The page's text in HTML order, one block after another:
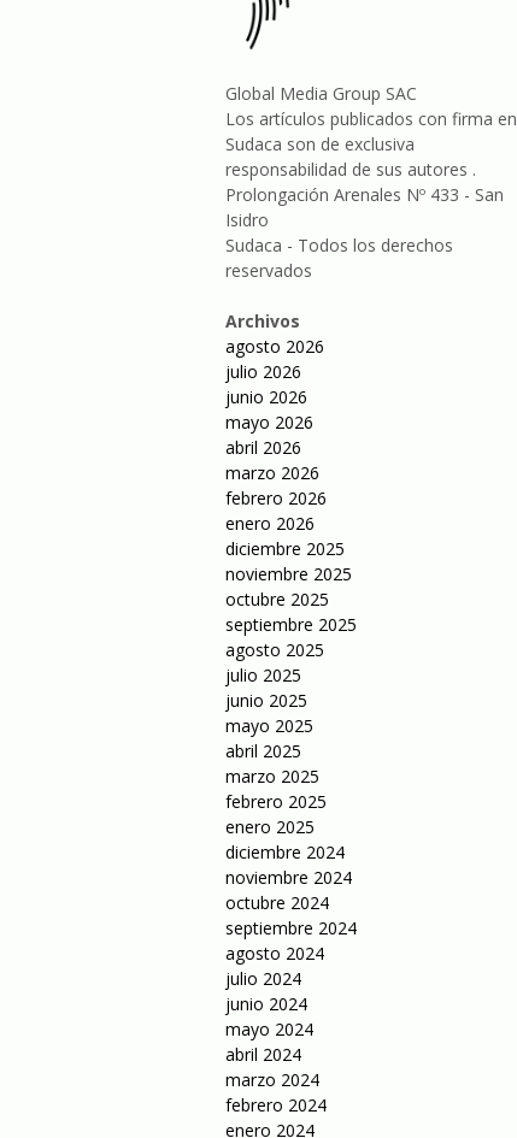
Global Media Group SAC
Los artículos publicados con firma en
Sudaca son de exclusiva
responsabilidad de sus autores .
Prolongación Arenales Nº 433 - San
Isidro
Sudaca - Todos los derechos
reservados
Archivos
agosto 2026
julio 2026
junio 2026
mayo 2026
abril 2026
marzo 2026
febrero 2026
enero 2026
diciembre 2025
noviembre 2025
octubre 2025
septiembre 2025
agosto 2025
julio 2025
junio 2025
mayo 2025
abril 2025
marzo 2025
febrero 2025
enero 2025
diciembre 2024
noviembre 2024
octubre 2024
septiembre 2024
agosto 2024
julio 2024
junio 2024
mayo 2024
abril 2024
marzo 2024
febrero 2024
enero 2024